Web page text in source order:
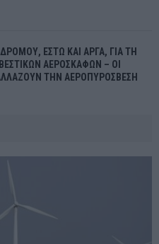
ΕΣΤΩ ΚΑΙ ΑΡΓΑ, ΓΙΑ ΤΗ
ΑΕΡΟΣΚΑΦΩΝ – ΟΙ
ΤΗΝ ΑΕΡΟΠΥΡΟΣΒΕΣΗ